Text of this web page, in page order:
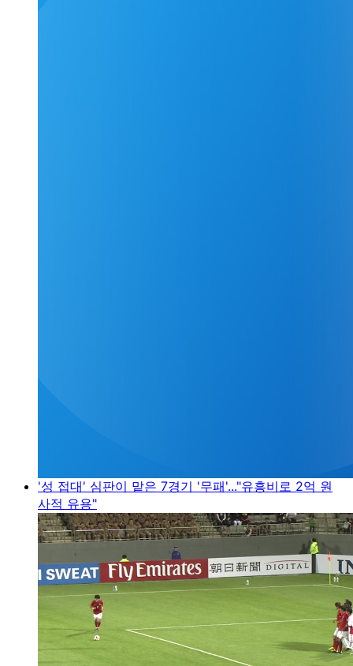
'성 접대' 심판이 맡은 7경기 '무패'..."유흥비로 2억 원
사적 유용"